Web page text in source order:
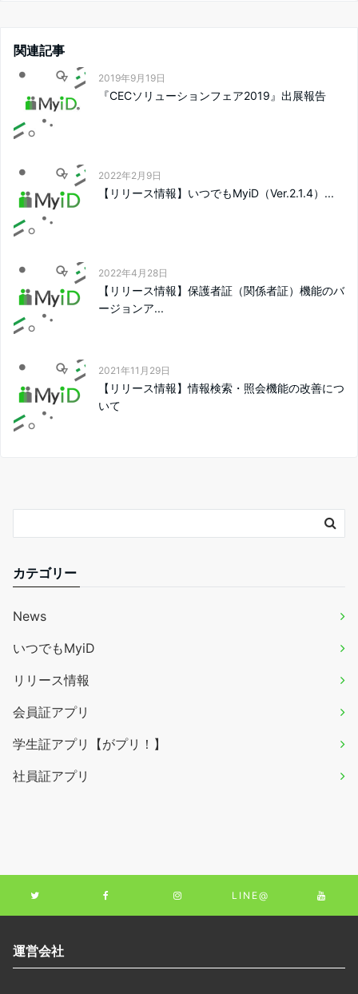
関連記事
2019年9月19日
『CECソリューションフェア2019』出展報告
2022年2月9日
【リリース情報】いつでもMyiD（Ver.2.1.4）...
2022年4月28日
【リリース情報】保護者証（関係者証）機能のバ
ージョンア...
2021年11月29日
【リリース情報】情報検索・照会機能の改善につ
いて
カテゴリー
News
いつでもMyiD
リリース情報
会員証アプリ
学生証アプリ【がプリ！】
社員証アプリ
LINE@
運営会社